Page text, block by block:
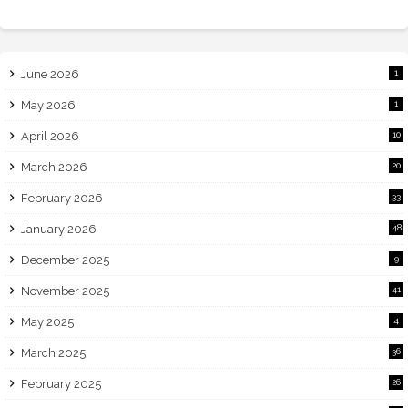
June 2026 1
May 2026 1
April 2026 10
March 2026 20
February 2026 33
January 2026 48
December 2025 9
November 2025 41
May 2025 4
March 2025 36
February 2025 26